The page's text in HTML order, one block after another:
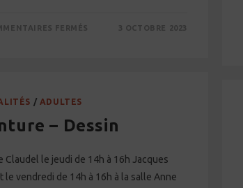
FERMÉS 3 OCTOBRE 2023
/ ADULTES
– Dessin
Claudel le jeudi de 14h à 16h Jacques
le vendredi de 14h à 16h à la salle Anne